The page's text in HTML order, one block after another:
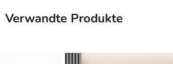
Verwandte Produkte